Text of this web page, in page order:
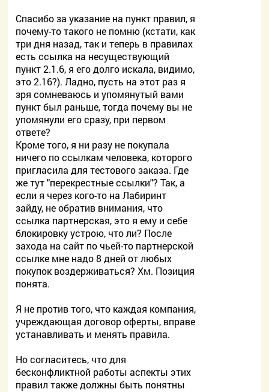
Спасибо за указание на пункт правил, я
почему-то такого не помню (кстати, как
три дня назад, так и теперь в правилах
есть ссылка на несуществующий
пункт 2.1.6, я его долго искала, видимо,
это 2.16?). Ладно, пусть на этот раз я
зря сомневаюсь и упомянутый вами
пункт был раньше, тогда почему вы не
упомянули его сразу, при первом
ответе?
Кроме того, я ни разу не покупала
ничего по ссылкам человека, которого
пригласила для тестового заказа. Где
же тут "перекрестные ссылки"? Так, а
если я через кого-то на Лабиринт
зайду, не обратив внимания, что
ссылка партнерская, это я ему и себе
блокировку устрою, что ли? После
захода на сайт по чьей-то партнерской
ссылке мне надо 8 дней от любых
покупок воздерживаться? Хм. Позиция
понята.
Я не против того, что каждая компания,
учреждающая договор оферты, вправе
устанавливать и менять правила.
Но согласитесь, что для
бесконфликтной работы аспекты этих
правил также должны быть понятны